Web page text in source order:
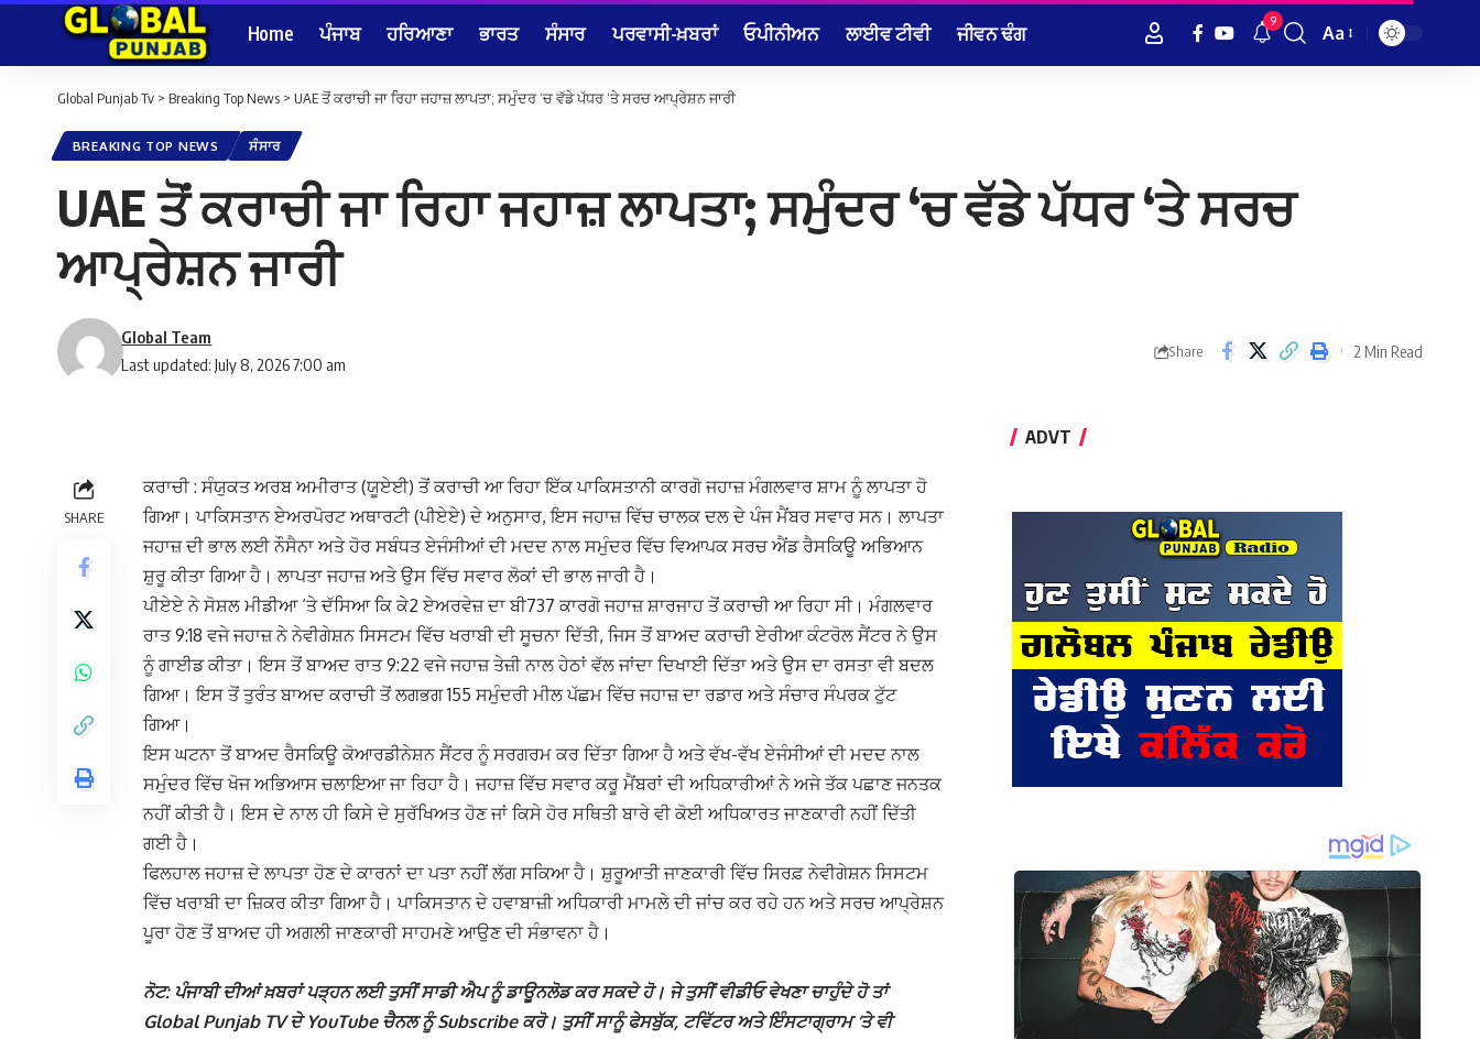
Home ਪੰਜਾਬ ਹਰਿਆਣਾ ਭਾਰਤ ਸੰਸਾਰ ਪਰਵਾਸੀ-ਖ਼ਬਰਾਂ ਓਪੀਨੀਅਨ ਲਾਈਵ ਟੀਵੀ ਜੀਵਨ ਢੰਗ 9
Font
Aa
Global Punjab Tv > Breaking Top News > UAE ਤੋਂ ਕਰਾਚੀ ਜਾ ਰਿਹਾ ਜਹਾਜ਼ ਲਾਪਤਾ; ਸਮੁੰਦਰ ‘ਚ ਵੱਡੇ ਪੱਧਰ ‘ਤੇ ਸਰਚ ਆਪ੍ਰੇਸ਼ਨ ਜਾਰੀ
BREAKING TOP NEWS ਸੰਸਾਰ
UAE ਤੋਂ ਕਰਾਚੀ ਜਾ ਰਿਹਾ ਜਹਾਜ਼ ਲਾਪਤਾ; ਸਮੁੰਦਰ ‘ਚ ਵੱਡੇ ਪੱਧਰ ‘ਤੇ ਸਰਚ
ਆਪ੍ਰੇਸ਼ਨ ਜਾਰੀ
Last updated: July 8, 2026 7:00 am
Global Team
Share 2 Min Read
SHARE
ਕਰਾਚੀ : ਸੰਯੁਕਤ ਅਰਬ ਅਮੀਰਾਤ (ਯੂਏਈ) ਤੋਂ ਕਰਾਚੀ ਆ ਰਿਹਾ ਇੱਕ ਪਾਕਿਸਤਾਨੀ ਕਾਰਗੋ ਜਹਾਜ਼ ਮੰਗਲਵਾਰ ਸ਼ਾਮ ਨੂੰ ਲਾਪਤਾ ਹੋ
ਗਿਆ। ਪਾਕਿਸਤਾਨ ਏਅਰਪੋਰਟ ਅਥਾਰਟੀ (ਪੀਏਏ) ਦੇ ਅਨੁਸਾਰ, ਇਸ ਜਹਾਜ਼ ਵਿੱਚ ਚਾਲਕ ਦਲ ਦੇ ਪੰਜ ਮੈਂਬਰ ਸਵਾਰ ਸਨ। ਲਾਪਤਾ
ਜਹਾਜ਼ ਦੀ ਭਾਲ ਲਈ ਨੌਸੈਨਾ ਅਤੇ ਹੋਰ ਸਬੰਧਤ ਏਜੰਸੀਆਂ ਦੀ ਮਦਦ ਨਾਲ ਸਮੁੰਦਰ ਵਿੱਚ ਵਿਆਪਕ ਸਰਚ ਐਂਡ ਰੈਸਕਿਊ ਅਭਿਆਨ
ਸ਼ੁਰੂ ਕੀਤਾ ਗਿਆ ਹੈ। ਲਾਪਤਾ ਜਹਾਜ਼ ਅਤੇ ਉਸ ਵਿੱਚ ਸਵਾਰ ਲੋਕਾਂ ਦੀ ਭਾਲ ਜਾਰੀ ਹੈ।
ਪੀਏਏ ਨੇ ਸੋਸ਼ਲ ਮੀਡੀਆ ‘ਤੇ ਦੱਸਿਆ ਕਿ ਕੇ2 ਏਅਰਵੇਜ਼ ਦਾ ਬੀ737 ਕਾਰਗੋ ਜਹਾਜ਼ ਸ਼ਾਰਜਾਹ ਤੋਂ ਕਰਾਚੀ ਆ ਰਿਹਾ ਸੀ। ਮੰਗਲਵਾਰ
ਰਾਤ 9:18 ਵਜੇ ਜਹਾਜ਼ ਨੇ ਨੇਵੀਗੇਸ਼ਨ ਸਿਸਟਮ ਵਿੱਚ ਖਰਾਬੀ ਦੀ ਸੂਚਨਾ ਦਿੱਤੀ, ਜਿਸ ਤੋਂ ਬਾਅਦ ਕਰਾਚੀ ਏਰੀਆ ਕੰਟਰੋਲ ਸੈਂਟਰ ਨੇ ਉਸ
ਨੂੰ ਗਾਈਡ ਕੀਤਾ। ਇਸ ਤੋਂ ਬਾਅਦ ਰਾਤ 9:22 ਵਜੇ ਜਹਾਜ਼ ਤੇਜ਼ੀ ਨਾਲ ਹੇਠਾਂ ਵੱਲ ਜਾਂਦਾ ਦਿਖਾਈ ਦਿੱਤਾ ਅਤੇ ਉਸ ਦਾ ਰਸਤਾ ਵੀ ਬਦਲ
ਗਿਆ। ਇਸ ਤੋਂ ਤੁਰੰਤ ਬਾਅਦ ਕਰਾਚੀ ਤੋਂ ਲਗਭਗ 155 ਸਮੁੰਦਰੀ ਮੀਲ ਪੱਛਮ ਵਿੱਚ ਜਹਾਜ਼ ਦਾ ਰਡਾਰ ਅਤੇ ਸੰਚਾਰ ਸੰਪਰਕ ਟੁੱਟ
ਗਿਆ।
ਇਸ ਘਟਨਾ ਤੋਂ ਬਾਅਦ ਰੈਸਕਿਊ ਕੋਆਰਡੀਨੇਸ਼ਨ ਸੈਂਟਰ ਨੂੰ ਸਰਗਰਮ ਕਰ ਦਿੱਤਾ ਗਿਆ ਹੈ ਅਤੇ ਵੱਖ-ਵੱਖ ਏਜੰਸੀਆਂ ਦੀ ਮਦਦ ਨਾਲ
ਸਮੁੰਦਰ ਵਿੱਚ ਖੋਜ ਅਭਿਆਸ ਚਲਾਇਆ ਜਾ ਰਿਹਾ ਹੈ। ਜਹਾਜ਼ ਵਿੱਚ ਸਵਾਰ ਕਰੂ ਮੈਂਬਰਾਂ ਦੀ ਅਧਿਕਾਰੀਆਂ ਨੇ ਅਜੇ ਤੱਕ ਪਛਾਣ ਜਨਤਕ
ਨਹੀਂ ਕੀਤੀ ਹੈ। ਇਸ ਦੇ ਨਾਲ ਹੀ ਕਿਸੇ ਦੇ ਸੁਰੱਖਿਅਤ ਹੋਣ ਜਾਂ ਕਿਸੇ ਹੋਰ ਸਥਿਤੀ ਬਾਰੇ ਵੀ ਕੋਈ ਅਧਿਕਾਰਤ ਜਾਣਕਾਰੀ ਨਹੀਂ ਦਿੱਤੀ
ਗਈ ਹੈ।
ਫਿਲਹਾਲ ਜਹਾਜ਼ ਦੇ ਲਾਪਤਾ ਹੋਣ ਦੇ ਕਾਰਨਾਂ ਦਾ ਪਤਾ ਨਹੀਂ ਲੱਗ ਸਕਿਆ ਹੈ। ਸ਼ੁਰੂਆਤੀ ਜਾਣਕਾਰੀ ਵਿੱਚ ਸਿਰਫ਼ ਨੇਵੀਗੇਸ਼ਨ ਸਿਸਟਮ
ਵਿੱਚ ਖਰਾਬੀ ਦਾ ਜ਼ਿਕਰ ਕੀਤਾ ਗਿਆ ਹੈ। ਪਾਕਿਸਤਾਨ ਦੇ ਹਵਾਬਾਜ਼ੀ ਅਧਿਕਾਰੀ ਮਾਮਲੇ ਦੀ ਜਾਂਚ ਕਰ ਰਹੇ ਹਨ ਅਤੇ ਸਰਚ ਆਪ੍ਰੇਸ਼ਨ
ਪੂਰਾ ਹੋਣ ਤੋਂ ਬਾਅਦ ਹੀ ਅਗਲੀ ਜਾਣਕਾਰੀ ਸਾਹਮਣੇ ਆਉਣ ਦੀ ਸੰਭਾਵਨਾ ਹੈ।
ਨੋਟ: ਪੰਜਾਬੀ ਦੀਆਂ ਖ਼ਬਰਾਂ ਪੜ੍ਹਨ ਲਈ ਤੁਸੀਂ ਸਾਡੀ ਐਪ ਨੂੰ ਡਾਊਨਲੋਡ ਕਰ ਸਕਦੇ ਹੋ। ਜੇ ਤੁਸੀਂ ਵੀਡੀਓ ਵੇਖਣਾ ਚਾਹੁੰਦੇ ਹੋ ਤਾਂ
Global Punjab TV ਦੇ YouTube ਚੈਨਲ ਨੂੰ Subscribe ਕਰੋ। ਤੁਸੀਂ ਸਾਨੂੰ ਫੇਸਬੁੱਕ, ਟਵਿੱਟਰ ਅਤੇ ਇੰਸਟਾਗ੍ਰਾਮ ‘ਤੇ ਵੀ
ADVT